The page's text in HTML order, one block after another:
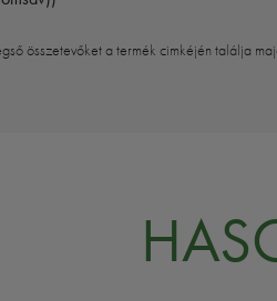
összetevőket a termék cimkéjén találja